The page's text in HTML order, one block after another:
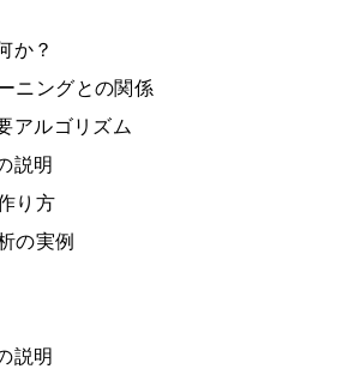
か？
ニングとの関係
アルゴリズム
説明
り方
の実例
説明